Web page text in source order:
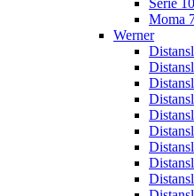
Serie
Moma
Werner